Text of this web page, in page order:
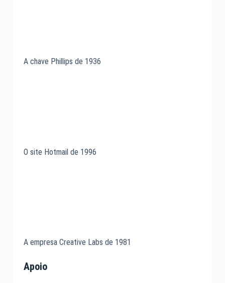
A chave Phillips de 1936
O site Hotmail de 1996
A empresa Creative Labs de 1981
Apoio